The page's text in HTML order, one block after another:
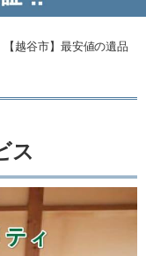
【越谷市】最安値の遺品
ス